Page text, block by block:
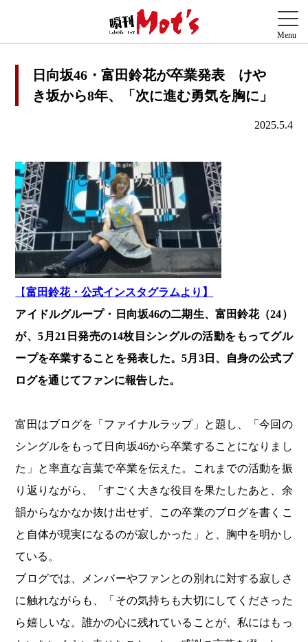
日向坂46・富田鈴花が卒業発表 けや
き坂から8年、「次に進む勇気を胸に」
2025.5.4
【富田鈴花・公式インスタグラムより】
アイドルグループ・日向坂46の二期生、富田鈴花（24）
が、5月21日発売の14枚目シングルの活動をもってグル
ープを卒業することを発表した。5月3日、自身の公式ブ
ログを通じてファンに報告した。
富田はブログを「ファイナルラップ」と題し、「今回の
シングルをもって日向坂46から卒業することになりまし
た」と率直な言葉で卒業を伝えた。これまでの活動を振
り返りながら、「すごく大きな役目を果たしたあと、余
韻からなかなか抜け出せず、この卒業のブログを書くこ
と自体が現実になるのが寂しかった」と、胸中を明かし
ている。
ブログでは、メンバーやファンとの別れに対する寂しさ
に触れながらも、「その気持ちも大切にしてくださった
ら嬉しいな。誰かの心に残れていることが、私にはもっ